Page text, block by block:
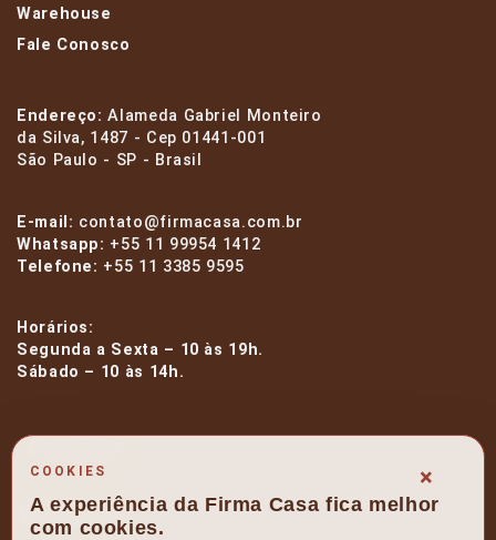
Warehouse
Fale Conosco
Endereço:Alameda Gabriel Monteiro
da Silva, 1487 - Cep 01441-001
São Paulo - SP - Brasil
E-mail: contato@firmacasa.com.br
Whatsapp: +55 11 99954 1412
Telefone: +55 11 3385 9595
Horários:
Segunda a Sexta – 10 às 19h.
Sábado – 10 às 14h.
instagram
×
COOKIES
A experiência da Firma Casa fica melhor
com cookies.